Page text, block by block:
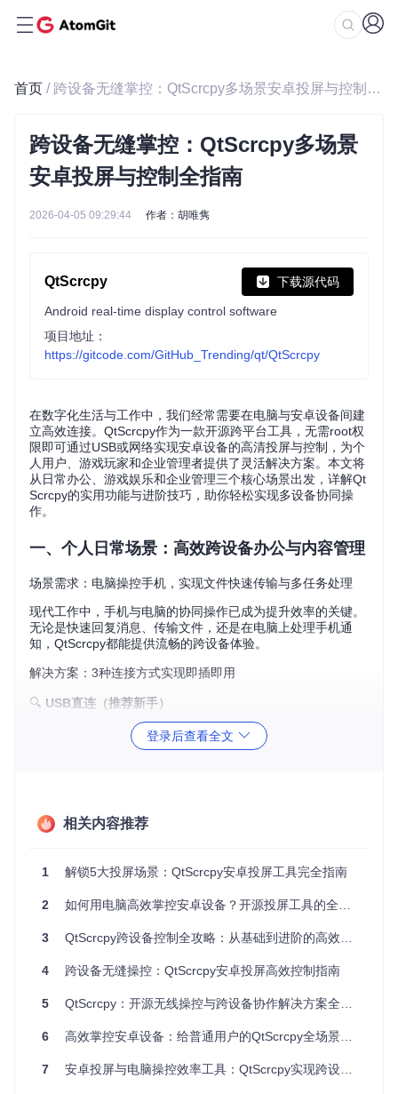
首页 / 跨设备无缝掌控：QtScrcpy多场景安卓投屏与控制全指南
跨设备无缝掌控：QtScrcpy多场景
安卓投屏与控制全指南
2026-04-05 09:29:44 作者：胡唯隽
QtScrcpy 下载源代码
Android real-time display control software
项目地址：
https://gitcode.com/GitHub_Trending/qt/QtScrcpy
在数字化生活与工作中，我们经常需要在电脑与安卓设备间建
立高效连接。QtScrcpy作为一款开源跨平台工具，无需root权
限即可通过USB或网络实现安卓设备的高清投屏与控制，为个
人用户、游戏玩家和企业管理者提供了灵活解决方案。本文将
从日常办公、游戏娱乐和企业管理三个核心场景出发，详解Qt
Scrcpy的实用功能与进阶技巧，助你轻松实现多设备协同操
作。
一、个人日常场景：高效跨设备办公与内容管理
场景需求：电脑操控手机，实现文件快速传输与多任务处理
现代工作中，手机与电脑的协同操作已成为提升效率的关键。
无论是快速回复消息、传输文件，还是在电脑上处理手机通
知，QtScrcpy都能提供流畅的跨设备体验。
解决方案：3种连接方式实现即插即用
🔍 USB直连（推荐新手）
在手机上开启开发者模式：进入"设置→关于手机"，连续
安卓开发者选项设置界面.jpg)
许USB调试"
设备后点击"启动服务"
💡新手常见误区：若设备未被识别，检查是否安装手机驱动或
通过USB调试修改权限或模拟点击"。
🔍无线连接（适合办公环境）
先通过USB连接手机，在QtScrcpy界面点击"获取设备I
点击"启动adbd"按钮，然后断开USB连接
登录后查看全文
相关内容推荐
1 解锁5大投屏场景：QtScrcpy安卓投屏工具完全指南
2 如何用电脑高效掌控安卓设备？开源投屏工具的全新体验
3 QtScrcpy跨设备控制全攻略：从基础到进阶的高效掌控指南
4 跨设备无缝操控：QtScrcpy安卓投屏高效控制指南
5 QtScrcpy：开源无线操控与跨设备协作解决方案全指南
6 高效掌控安卓设备：给普通用户的QtScrcpy全场景应用指南
7 安卓投屏与电脑操控效率工具：QtScrcpy实现跨设备协作新体验